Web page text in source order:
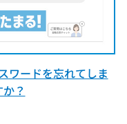
ワードを忘れてしま
？